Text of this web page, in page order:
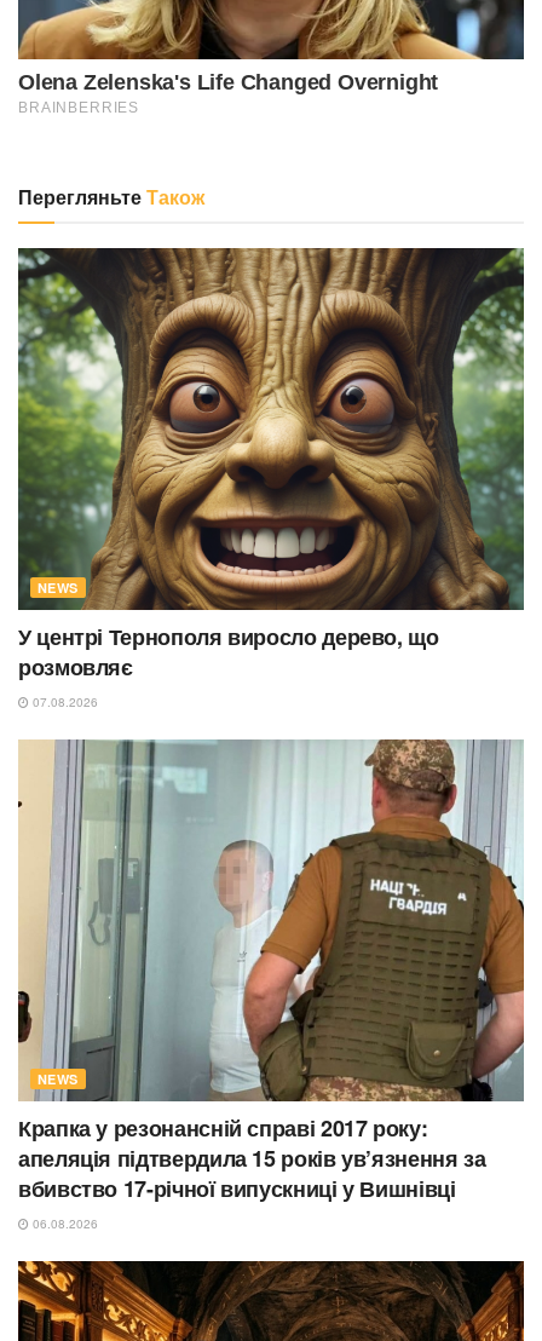
ПерегляньтеТакож
NEWS
У центрі Тернополя виросло дерево, що
розмовляє
07.08.2026
NEWS
Крапка у резонансній справі 2017 року:
апеляція підтвердила 15 років ув’язнення за
вбивство 17-річної випускниці у Вишнівці
06.08.2026